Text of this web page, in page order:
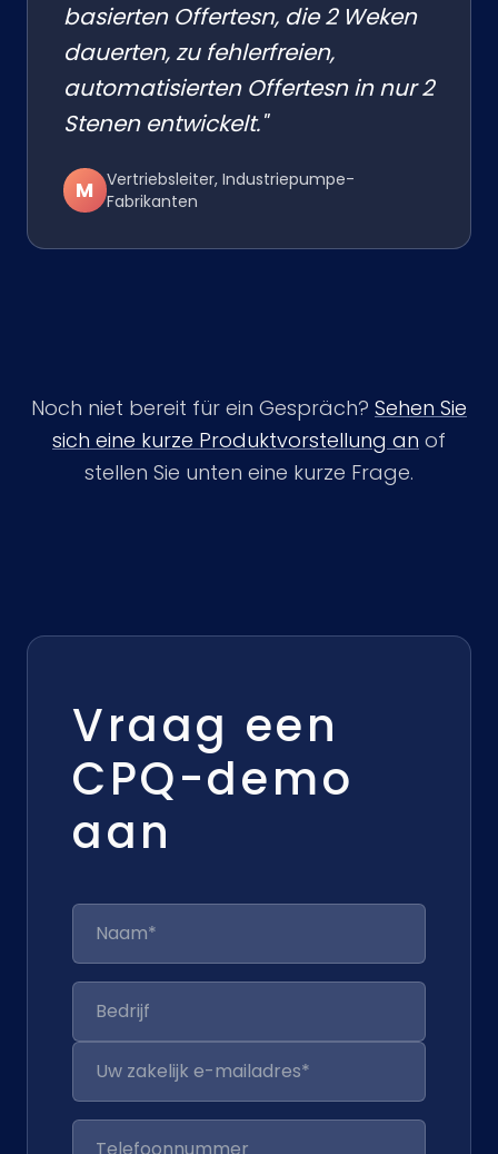
basierten Offertesn, die 2 Weken
dauerten, zu fehlerfreien,
automatisierten Offertesn in nur 2
Stenen entwickelt."
M Vertriebsleiter, Industriepumpe-
Fabrikanten
Noch niet bereit für ein Gespräch? Sehen Sie
sich eine kurze Produktvorstellung an of
stellen Sie unten eine kurze Frage.
Vraag een
CPQ-demo
aan